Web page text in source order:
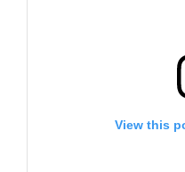
View this